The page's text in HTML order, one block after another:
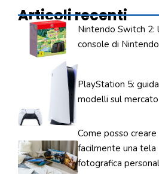
Articoli recenti
Nintendo Switch 2:
console di Nintendo
PlayStation 5:
modelli sul mercato
Come posso creare
facilmente una tela
fotografica